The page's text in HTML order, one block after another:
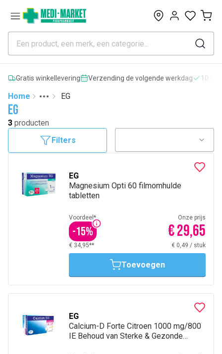
0
Gratis winkellevering Verzending de volgende werkdag
Home
More
Toggle menu
EG
EG
3 producten
Filters
EG
Magnesium Opti 60 filmomhulde
tabletten
Voordeel*
-15%
Onze prijs
€ 29,65
€ 34,95** € 0,49 / stuk
Toevoegen
EG
Calcium-D Forte Citroen 1000 mg/800
IE Behoud van Sterke & Gezonde